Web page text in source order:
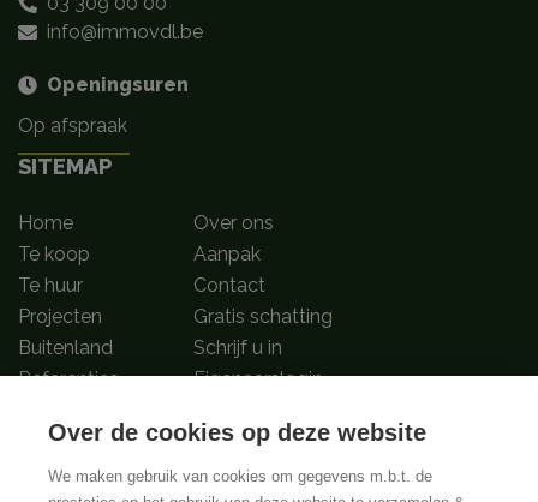
info@immovdl.be
Openingsuren
Op afspraak
SITEMAP
Home
Te koop
Te huur
Projecten
Buitenland
Referenties
Over ons
Aanpak
Contact
Gratis schatting
Schrijf u in
Eigenaarslogin
Volg ons op
Over de cookies op deze website
We maken gebruik van cookies om gegevens m.b.t. de